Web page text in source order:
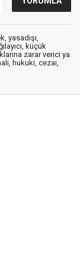
yasadışı,
küçük
zarar verici ya
hukuki, cezai,